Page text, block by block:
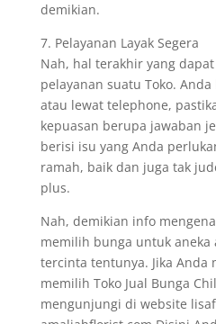
demikian.
7. Pelayanan Layak Segera
Nah, hal terakhir yang
pelayanan suatu Toko.
atau lewat telephone,
kepuasan berupa jawaban
berisi isu yang Anda
ramah, baik dan juga tak
plus.
Nah, demikian info
memilih bunga untuk aneka
tercinta tentunya. Jika Anda
memilih Toko Jual Bunga
mengunjungi di website